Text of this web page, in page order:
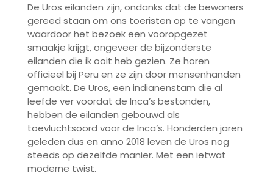
De Uros eilanden zijn, ondanks dat de bewoners
gereed staan om ons toeristen op te vangen
waardoor het bezoek een vooropgezet
smaakje krijgt, ongeveer de bijzonderste
eilanden die ik ooit heb gezien. Ze horen
officieel bij Peru en ze zijn door mensenhanden
gemaakt. De Uros, een indianenstam die al
leefde ver voordat de Inca’s bestonden,
hebben de eilanden gebouwd als
toevluchtsoord voor de Inca’s. Honderden jaren
geleden dus en anno 2018 leven de Uros nog
steeds op dezelfde manier. Met een ietwat
moderne twist.